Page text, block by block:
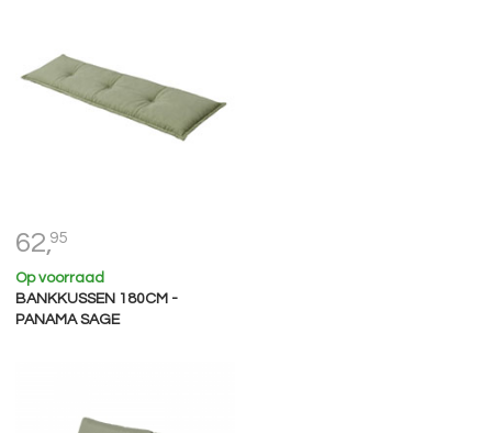
62,95
Op voorraad
BANKKUSSEN 180CM -
PANAMA SAGE